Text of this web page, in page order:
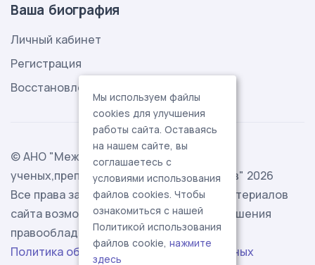
Ваша биография
Личный кабинет
Регистрация
Восстановление пароля
© АНО "Международная ассоциация
ученых,преподавателей и специалистов" 2026
Все права защищены. Использование материалов
сайта возможно исключительно с разрешения
правообладателя.
Политика обработки персональных данных
Мы используем файлы
cookies для улучшения
работы сайта. Оставаясь
на нашем сайте, вы
соглашаетесь с
условиями использования
файлов cookies. Чтобы
ознакомиться с нашей
Политикой использования
файлов cookie, нажмите
здесь